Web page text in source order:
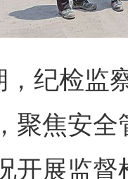
纪检监
聚焦安
开展监